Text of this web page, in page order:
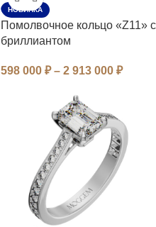
НОВИНКА
Помолвочное кольцо «Z11» с
бриллиантом
598 000 ₽ – 2 913 000 ₽